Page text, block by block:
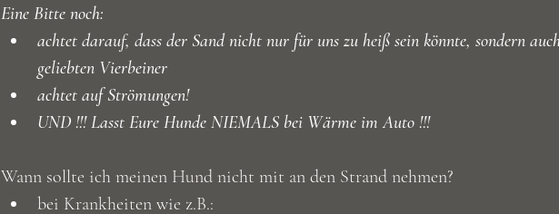
Eine Bitte noch:
achtet darauf, dass der Sand nicht nur für uns zu heiß sein könnte, sondern
geliebten Vierbeiner
achtet auf Strömungen!
UND !!! Lasst Eure Hunde NIEMALS bei Wärme im Auto !!!
Wann sollte ich meinen Hund nicht mit an den Strand nehmen?
bei Krankheiten wie z.B.: